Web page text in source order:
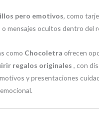
pero emotivos, como
o mensajes ocultos dentro del
como Chocoletra ofrecen
regalos originales , con
y presentaciones